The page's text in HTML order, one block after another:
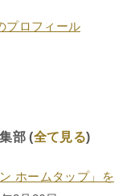
部(全て見る)
ホームタップ」を